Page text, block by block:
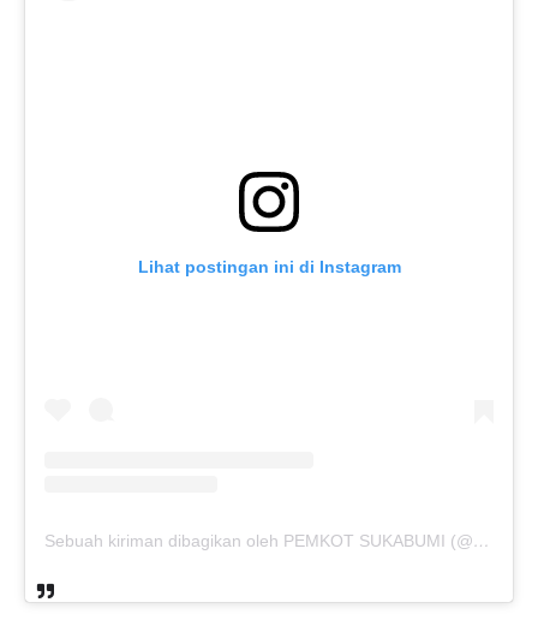
Lihat postingan ini di Instagram
Sebuah kiriman dibagikan oleh PEMKOT SUKABUMI (@pemkotsukabumi_)